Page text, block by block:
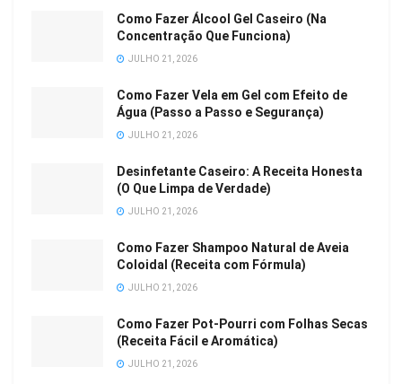
Como Fazer Álcool Gel Caseiro (Na
Concentração Que Funciona)
JULHO 21, 2026
Como Fazer Vela em Gel com Efeito de
Água (Passo a Passo e Segurança)
JULHO 21, 2026
Desinfetante Caseiro: A Receita Honesta
(O Que Limpa de Verdade)
JULHO 21, 2026
Como Fazer Shampoo Natural de Aveia
Coloidal (Receita com Fórmula)
JULHO 21, 2026
Como Fazer Pot-Pourri com Folhas Secas
(Receita Fácil e Aromática)
JULHO 21, 2026